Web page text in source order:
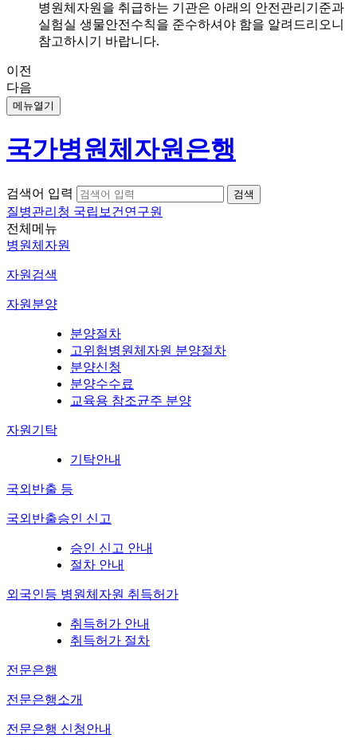
병원체자원을 취급하는 기관은 아래의 안전관리기준과
실험실 생물안전수칙을 준수하셔야 함을 알려드리오니
참고하시기 바랍니다.
이전
다음
메뉴열기
국가병원체자원은행
검색어 입력
질병관리청 국립보건연구원
전체메뉴
병원체자원
자원검색
자원분양
분양절차
고위험병원체자원 분양절차
분양신청
분양수수료
교육용 참조균주 분양
자원기탁
기탁안내
국외반출 등
국외반출승인 신고
승인 신고 안내
절차 안내
외국인등 병원체자원 취득허가
취득허가 안내
취득허가 절차
전문은행
전문은행소개
전문은행 신청안내